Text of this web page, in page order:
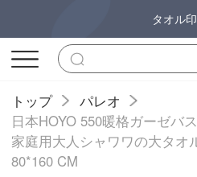
タオル
トップ
パレオ
日本HOYO 550暖格ガーゼバ
家庭用大人シャワワの大タオ
80*160 CM